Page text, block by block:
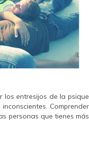
los entresijos de la psique
Comprender
personas que tienes más